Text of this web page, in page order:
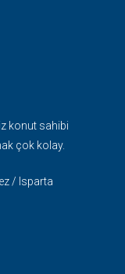
konut sahibi
çok kolay.
/ Isparta